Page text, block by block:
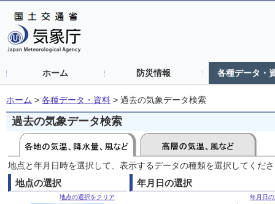
ホーム 防災情報 各種データ・
ホーム > 各種データ・資料 > 過去の気象データ検索
過去の気象データ検索
地点と年月日時を選択して、表示するデータの種類を選択してくだ
地点の選択
地点の選択をクリア
年月日の選択
年月日